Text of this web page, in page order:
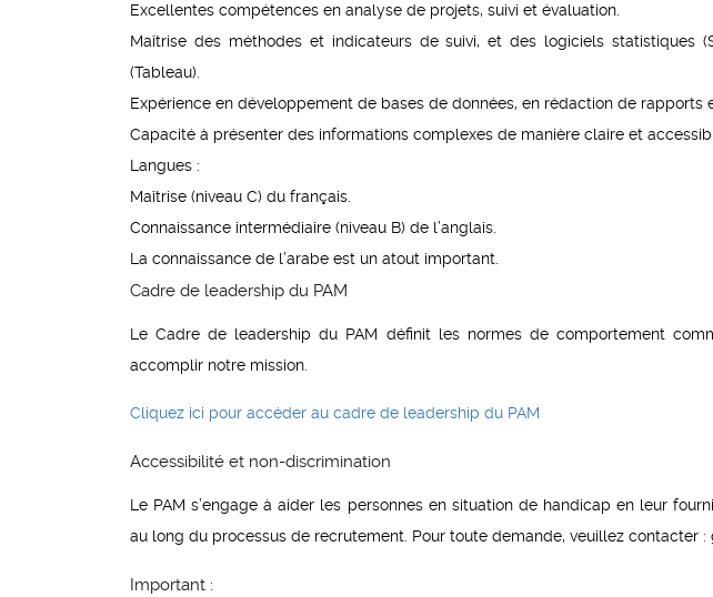
Excellentes compétences en analyse de projets, suivi et évaluation.
Maîtrise des méthodes et indicateurs de suivi, et des logiciels statistiques
(Tableau).
Expérience en développement de bases de données, en rédaction de rapports
Capacité à présenter des informations complexes de manière claire et
Langues :
Maîtrise (niveau C) du français.
Connaissance intermédiaire (niveau B) de l’anglais.
La connaissance de l’arabe est un atout important.
Cadre de leadership du PAM
Le Cadre de leadership du PAM définit les normes de comportement
accomplir notre mission.
Cliquez ici pour accéder au cadre de leadership du PAM
Accessibilité et non-discrimination
Le PAM s’engage à aider les personnes en situation de handicap en leur
au long du processus de recrutement. Pour toute demande, veuillez contacter
Important :